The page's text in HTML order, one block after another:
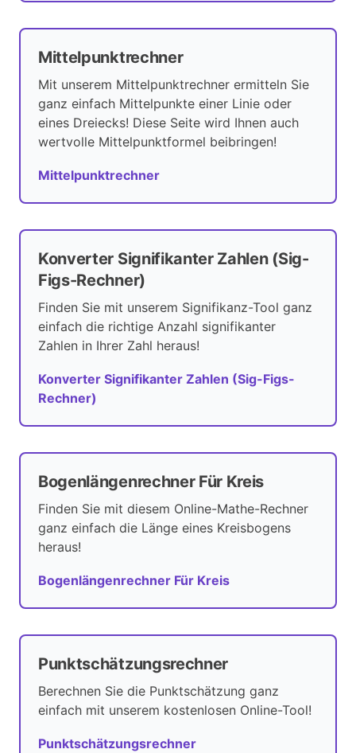
Mittelpunktrechner
Mit unserem Mittelpunktrechner ermitteln Sie
ganz einfach Mittelpunkte einer Linie oder
eines Dreiecks! Diese Seite wird Ihnen auch
wertvolle Mittelpunktformel beibringen!
Mittelpunktrechner
Konverter Signifikanter Zahlen (Sig-
Figs-Rechner)
Finden Sie mit unserem Signifikanz-Tool ganz
einfach die richtige Anzahl signifikanter
Zahlen in Ihrer Zahl heraus!
Konverter Signifikanter Zahlen (Sig-Figs-
Rechner)
Bogenlängenrechner Für Kreis
Finden Sie mit diesem Online-Mathe-Rechner
ganz einfach die Länge eines Kreisbogens
heraus!
Bogenlängenrechner Für Kreis
Punktschätzungsrechner
Berechnen Sie die Punktschätzung ganz
einfach mit unserem kostenlosen Online-Tool!
Punktschätzungsrechner